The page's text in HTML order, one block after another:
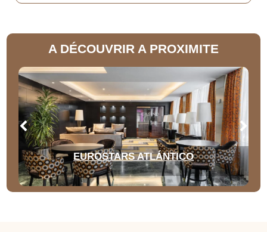
A DÉCOUVRIR A PROXIMITE
EUROSTARS ATLÁNTICO